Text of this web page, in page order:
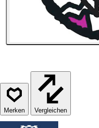
Vergleichen